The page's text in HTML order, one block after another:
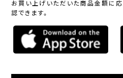
お買い上げいただいた商品金額に
認できます。